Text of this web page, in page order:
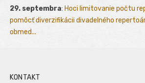
29. septembra: Hoci limitovanie počtu
pomôcť diverzifikácii divadelného
obmed...
KONTAKT